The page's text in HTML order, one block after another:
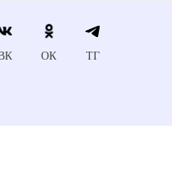
ОК ТГ